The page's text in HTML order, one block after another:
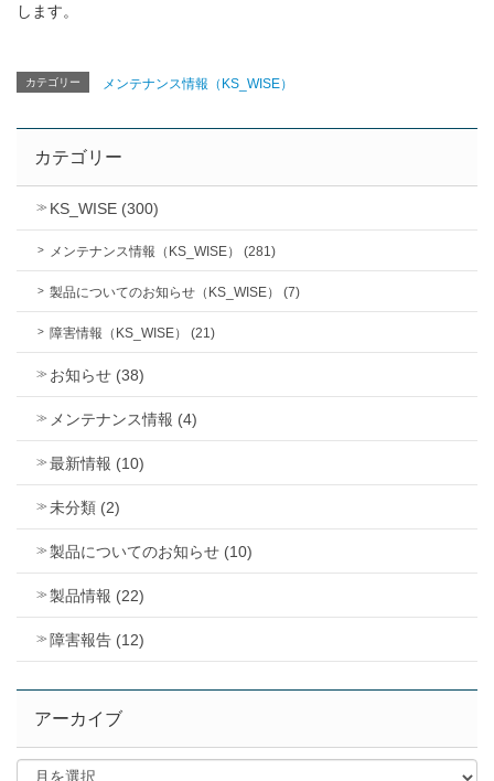
します。
カテゴリー メンテナンス情報（KS_WISE）
カテゴリー
KS_WISE (300)
メンテナンス情報（KS_WISE） (281)
製品についてのお知らせ（KS_WISE） (7)
障害情報（KS_WISE） (21)
お知らせ (38)
メンテナンス情報 (4)
最新情報 (10)
未分類 (2)
製品についてのお知らせ (10)
製品情報 (22)
障害報告 (12)
アーカイブ